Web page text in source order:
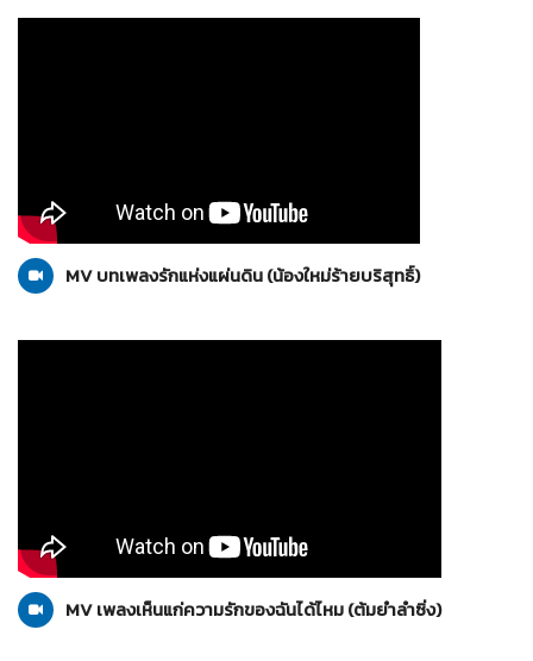
05-12-2555
น้องใหม่ร้ายบริสุทธิ์
MV บทเพลงรักแห่งแผ่นดิน (น้องใหม่ร้ายบริสุทธิ์)
29-02-2555
ต้มยำลำซิ่ง
MV เพลงเห็นแก่ความรักของฉันได้ไหม (ต้มยำลำซิ่ง)